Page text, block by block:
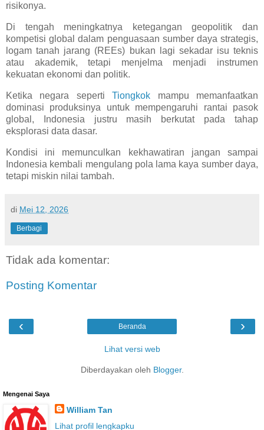
risikonya.
Di tengah meningkatnya ketegangan geopolitik dan
kompetisi global dalam penguasaan sumber daya strategis,
logam tanah jarang (REEs) bukan lagi sekadar isu teknis
atau akademik, tetapi menjelma menjadi instrumen
kekuatan ekonomi dan politik.
Ketika negara sepertiTiongkok mampu memanfaatkan
dominasi produksinya untuk mempengaruhi rantai pasok
global, Indonesia justru masih berkutat pada tahap
eksplorasi data dasar.
Kondisi ini memunculkan kekhawatiran jangan sampai
Indonesia kembali mengulang pola lama kaya sumber daya,
tetapi miskin nilai tambah.
di Mei 12, 2026
Berbagi
Tidak ada komentar:
Posting Komentar
‹ ›
Beranda
Lihat versi web
Diberdayakan oleh Blogger.
Mengenai Saya
William Tan
Lihat profil lengkapku